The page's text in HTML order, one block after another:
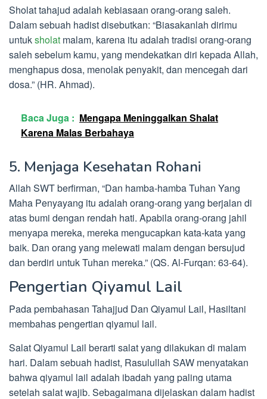
Sholat tahajud adalah kebiasaan orang-orang saleh.
Dalam sebuah hadist disebutkan: “Biasakanlah dirimu
untuksholat malam, karena itu adalah tradisi orang-orang
saleh sebelum kamu, yang mendekatkan diri kepada Allah,
menghapus dosa, menolak penyakit, dan mencegah dari
dosa.” (HR. Ahmad).
Baca Juga : Mengapa Meninggalkan Shalat
Karena Malas Berbahaya
5. Menjaga Kesehatan Rohani
Allah SWT berfirman, “Dan hamba-hamba Tuhan Yang
Maha Penyayang itu adalah orang-orang yang berjalan di
atas bumi dengan rendah hati. Apabila orang-orang jahil
menyapa mereka, mereka mengucapkan kata-kata yang
baik. Dan orang yang melewati malam dengan bersujud
dan berdiri untuk Tuhan mereka.” (QS. Al-Furqan: 63-64).
Pengertian Qiyamul Lail
Pada pembahasan Tahajjud Dan Qiyamul Lail, Hasiltani
membahas pengertian qiyamul lail.
Salat Qiyamul Lail berarti salat yang dilakukan di malam
hari. Dalam sebuah hadist, Rasulullah SAW menyatakan
bahwa qiyamul lail adalah ibadah yang paling utama
setelah salat wajib. Sebagaimana dijelaskan dalam hadist